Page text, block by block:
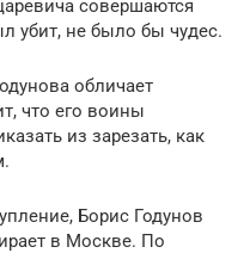
совершаются
убит, не было бы чудес.
обличает
что его воины
из зарезать, как
Борис Годунов
в Москве. По